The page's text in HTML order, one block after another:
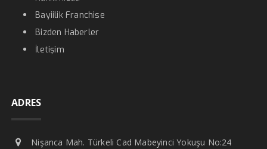
Bayiilik Franchise
Bizden Haberler
İletişim
ADRES
Nişanca Mah. Türkeli Cad Mabeyinci Yokuşu No:24